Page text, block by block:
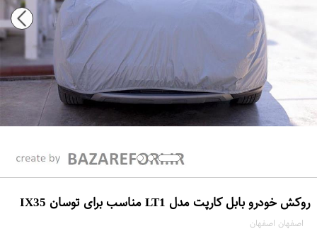
روکش خودرو بابل کارپت مدل LT1 مناسب برای توسان IX35
اصفهان اصفهان